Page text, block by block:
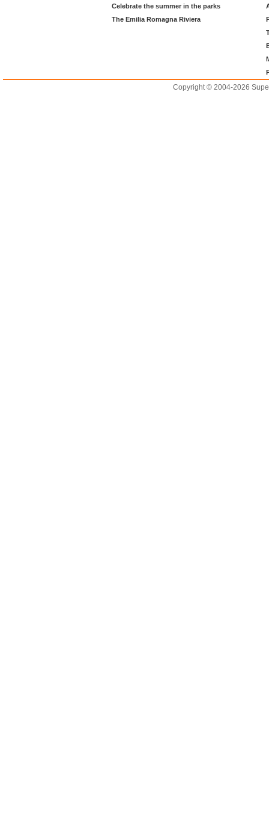
Celebrate the summer in the parks
The Emilia Romagna Riviera
Copyright © 2004-2026